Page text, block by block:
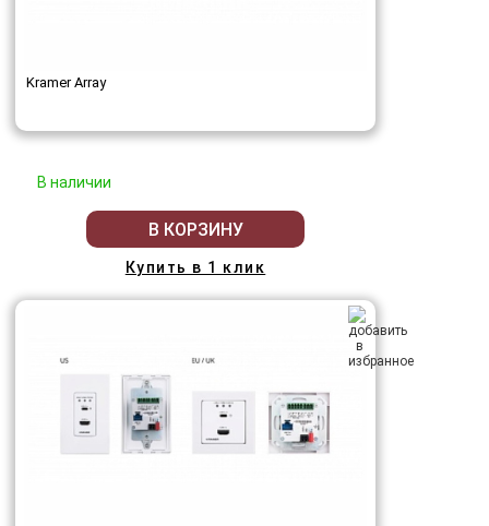
Kramer Array
В наличии
В КОРЗИНУ
Купить в 1 клик